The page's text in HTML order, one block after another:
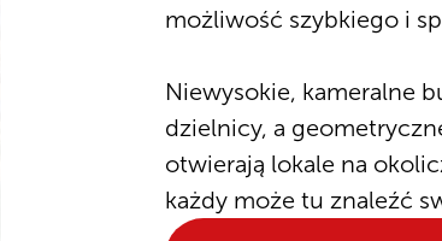
możliwość szybkiego i
Niewysokie, kameralne
dzielnicy, a
otwierają lokale na
każdy może tu znaleźć